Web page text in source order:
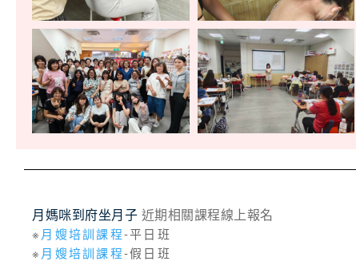
月媽咪到府坐月子 近期相關課程線上報名
※ 月嫂培訓課程-平日班
※ 月嫂培訓課程-假日班